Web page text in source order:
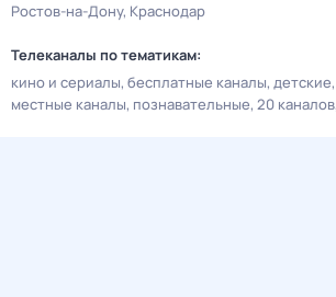
Ростов-на-Дону Краснодар
Телеканалы по тематикам:
кино и сериалы бесплатные каналы детские
местные каналы познавательные 20 каналов